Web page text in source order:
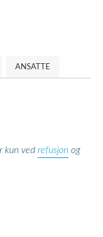
ANSATTE
kun ved refusjon og